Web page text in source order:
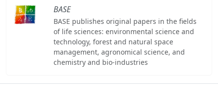
BASE
BASE publishes original papers in the fields
of life sciences: environmental science and
technology, forest and natural space
management, agronomical science, and
chemistry and bio-industries